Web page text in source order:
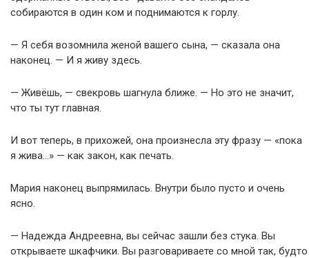
собираются в один ком и поднимаются к горлу.
— Я себя возомнила женой вашего сына, — сказала она
наконец. — И я живу здесь.
— Живёшь, — свекровь шагнула ближе. — Но это не значит,
что ты тут главная.
И вот теперь, в прихожей, она произнесла эту фразу — «пока
я жива…» — как закон, как печать.
Мария наконец выпрямилась. Внутри было пусто и очень
ясно.
— Надежда Андреевна, вы сейчас зашли без стука. Вы
открываете шкафчики. Вы разговариваете со мной так, будто